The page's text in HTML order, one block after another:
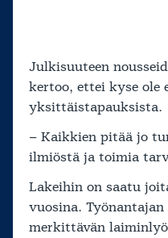
Julkisuuteen
kertoo, ettei kyse ole
yksittäistapauksista.
– Kaikkien pitää jo
ilmiöstä ja toimia
Lakeihin on saatu
vuosina.
merkittävän